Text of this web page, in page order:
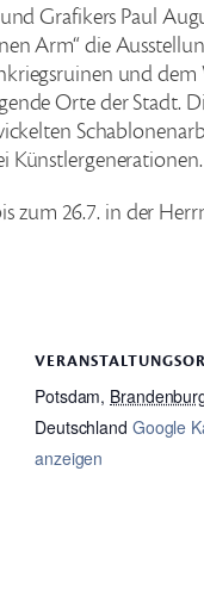
Grafikers Paul
Arm“ die
und dem
Orte der Stadt.
Künstlergenerationen.
zum 26.7. in der
Potsdam,
Deutschland Google
anzeigen